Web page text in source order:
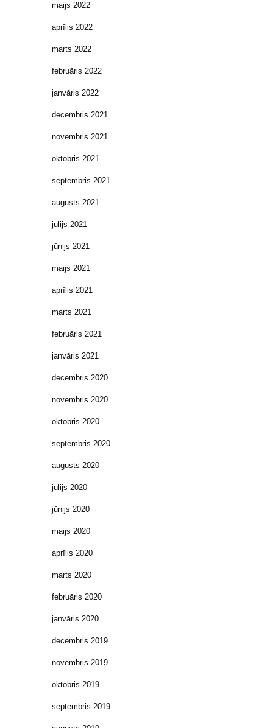
maijs 2022
aprīlis 2022
marts 2022
februāris 2022
janvāris 2022
decembris 2021
novembris 2021
oktobris 2021
septembris 2021
augusts 2021
jūlijs 2021
jūnijs 2021
maijs 2021
aprīlis 2021
marts 2021
februāris 2021
janvāris 2021
decembris 2020
novembris 2020
oktobris 2020
septembris 2020
augusts 2020
jūlijs 2020
jūnijs 2020
maijs 2020
aprīlis 2020
marts 2020
februāris 2020
janvāris 2020
decembris 2019
novembris 2019
oktobris 2019
septembris 2019